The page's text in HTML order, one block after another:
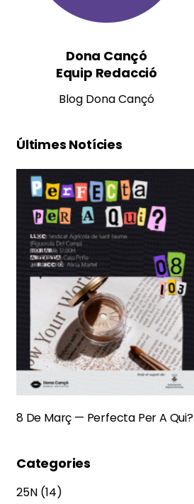
Dona Cançó
Equip Redacció
Blog Dona Cançó
Últimes Notícies
8 De Març — Perfecta Per A Qui?
Categories
25N (14)